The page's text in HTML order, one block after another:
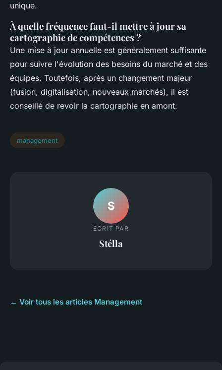
unique.
À quelle fréquence faut-il mettre à jour sa
cartographie de compétences ?
Une mise à jour annuelle est généralement suffisante
pour suivre l'évolution des besoins du marché et des
équipes. Toutefois, après un changement majeur
(fusion, digitalisation, nouveaux marchés), il est
conseillé de revoir la cartographie en amont.
management
S
ECRIT PAR
Stélla
← Voir tous les articles Management